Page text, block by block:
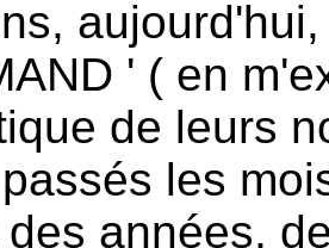
' ( en
de leurs
les
années,